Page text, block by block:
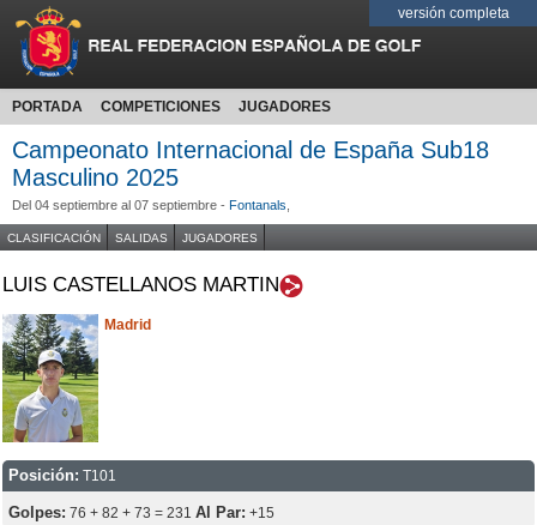
versión completa
PORTADA COMPETICIONES JUGADORES
Campeonato Internacional de España Sub18
Masculino 2025
Del 04 septiembre al 07 septiembre - Fontanals
CLASIFICACIÓN SALIDAS JUGADORES
LUIS CASTELLANOS MARTIN
Madrid
Posición: T101
Golpes: 76 + 82 + 73 = 231 Al Par: +15